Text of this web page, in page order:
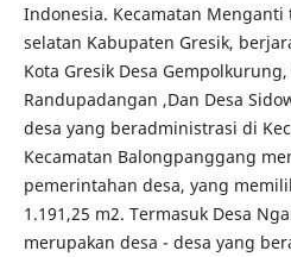
Indonesia. Kecamatan
selatan Kabupaten Gresik,
Kota Gresik Desa
Randupadangan ,Dan Desa
desa yang beradministrasi di
Kecamatan Balongpanggang
pemerintahan desa, yang
1.191,25 m2. Termasuk Desa
merupakan desa - desa yang